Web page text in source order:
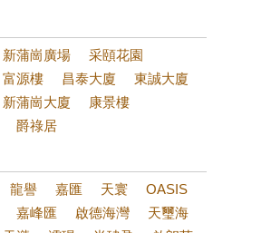
新蒲崗廣場
采頤花園
富源樓 昌泰大廈
東誠大廈
新蒲崗大廈
康景樓
爵祿居
龍譽 嘉匯 天寰
OASIS
嘉峰匯 啟德海灣
天璽海